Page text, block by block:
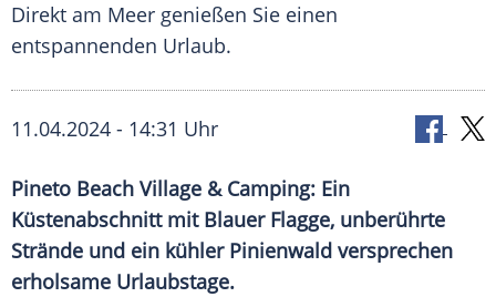
Direkt am Meer genießen Sie einen
entspannenden Urlaub.
11.04.2024 - 14:31 Uhr
Pineto Beach Village & Camping: Ein
Küstenabschnitt mit Blauer Flagge, unberührte
Strände und ein kühler Pinienwald versprechen
erholsame Urlaubstage.